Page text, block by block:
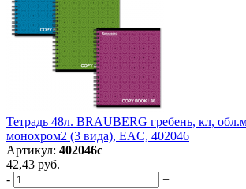
Тетрадь 48л. BRAUBERG гребень, кл,
монохром2 (3 вида), EAC, 402046
Артикул: 402046с
42,43 руб.
-
+